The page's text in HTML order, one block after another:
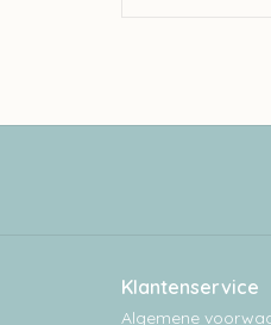
Klantenservice
Algemene